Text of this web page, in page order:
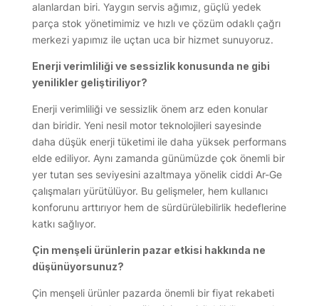
alanlardan biri. Yaygın servis ağımız, güçlü yedek
parça stok yönetimimiz ve hızlı ve çözüm odaklı çağrı
merkezi yapımız ile uçtan uca bir hizmet sunuyoruz.
Enerji verimliliği ve sessizlik konusunda ne gibi
yenilikler geliştiriliyor?
Enerji verimliliği ve sessizlik önem arz eden konular
dan biridir. Yeni nesil motor teknolojileri sayesinde
daha düşük enerji tüketimi ile daha yüksek performans
elde ediliyor. Aynı zamanda günümüzde çok önemli bir
yer tutan ses seviyesini azaltmaya yönelik ciddi Ar-Ge
çalışmaları yürütülüyor. Bu gelişmeler, hem kullanıcı
konforunu arttırıyor hem de sürdürülebilirlik hedeflerine
katkı sağlıyor.
Çin menşeli ürünlerin pazar etkisi hakkında ne
düşünüyorsunuz?
Çin menşeli ürünler pazarda önemli bir fiyat rekabeti